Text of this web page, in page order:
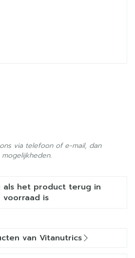
als het product terug in
voorraad is
via telefoon of e-mail, dan
van Vitanutrics